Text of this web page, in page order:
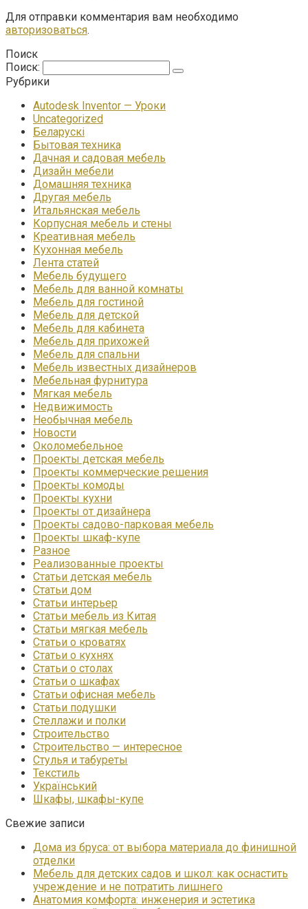
Для отправки комментария вам необходимо
авторизоваться.
Поиск
Поиск:
Рубрики
Autodesk Inventor — Уроки
Uncategorized
Беларускі
Бытовая техника
Дачная и садовая мебель
Дизайн мебели
Домашняя техника
Другая мебель
Итальянская мебель
Корпусная мебель и стены
Креативная мебель
Кухонная мебель
Лента статей
Мебель будущего
Мебель для ванной комнаты
Мебель для гостиной
Мебель для детской
Мебель для кабинета
Мебель для прихожей
Мебель для спальни
Мебель известных дизайнеров
Мебельная фурнитура
Мягкая мебель
Недвижимость
Необычная мебель
Новости
Околомебельное
Проекты детская мебель
Проекты коммерческие решения
Проекты комоды
Проекты кухни
Проекты от дизайнера
Проекты садово-парковая мебель
Проекты шкаф-купе
Разное
Реализованные проекты
Статьи детская мебель
Статьи дом
Статьи интерьер
Статьи мебель из Китая
Статьи мягкая мебель
Статьи о кроватях
Статьи о кухнях
Статьи о столах
Статьи о шкафах
Статьи офисная мебель
Статьи подушки
Стеллажи и полки
Строительство
Строительство — интересное
Стулья и табуреты
Текстиль
Український
Шкафы, шкафы-купе
Свежие записи
Дома из бруса: от выбора материала до финишной
отделки
Мебель для детских садов и школ: как оснастить
учреждение и не потратить лишнего
Анатомия комфорта: инженерия и эстетика